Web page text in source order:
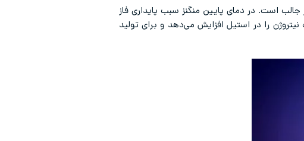
است. در دمای پایین منگنز سبب پایداری فاز
را در استیل افزایش می‌دهد و برای تولید